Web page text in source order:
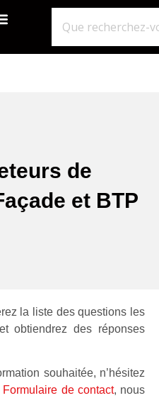
de
et BTP
la liste des questions les
obtiendrez des réponses
souhaitée, n’hésitez
Formulaire de contact, nous